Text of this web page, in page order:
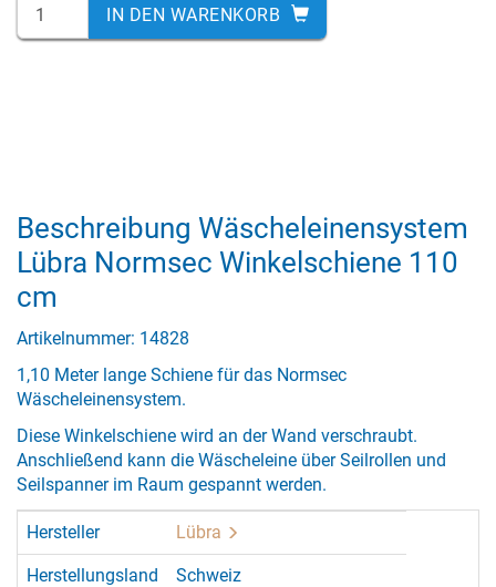
IN DEN WARENKORB
Beschreibung Wäscheleinensystem
Lübra Normsec Winkelschiene 110
cm
Artikelnummer: 14828
1,10 Meter lange Schiene für das Normsec
Wäscheleinensystem.
Diese Winkelschiene wird an der Wand verschraubt.
Anschließend kann die Wäscheleine über Seilrollen und
Seilspanner im Raum gespannt werden.
Hersteller Lübra
Herstellungsland Schweiz